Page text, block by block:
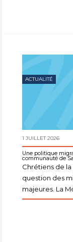
ACTUALITÉ
1 JUILLET 2026
Une politique
communauté de
Chrétiens de
question des
majeures. La